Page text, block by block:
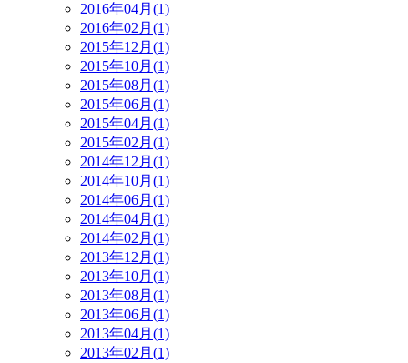
2016年04月(1)
2016年02月(1)
2015年12月(1)
2015年10月(1)
2015年08月(1)
2015年06月(1)
2015年04月(1)
2015年02月(1)
2014年12月(1)
2014年10月(1)
2014年06月(1)
2014年04月(1)
2014年02月(1)
2013年12月(1)
2013年10月(1)
2013年08月(1)
2013年06月(1)
2013年04月(1)
2013年02月(1)